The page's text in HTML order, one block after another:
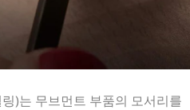
)는 무브먼트 부품의 모서리를